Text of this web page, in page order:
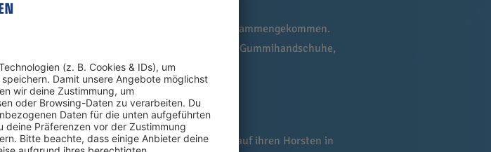
knapp vier Kilogramm Zivilisationsmüll zusammengekommen.
Eisenbarth. «Wir fanden einen Turnschuh, Gummihandschuhe,
ein Stahlband.»
laut dem Naturschutzbund zurück auf ihren Horsten in